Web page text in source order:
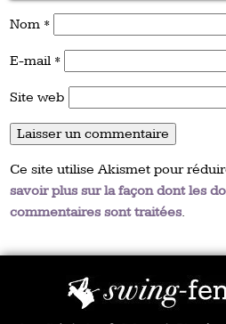
Nom *
E-mail *
Site web
Ce site utilise Akismet pour
savoir plus sur la façon dont les
commentaires sont traitées.